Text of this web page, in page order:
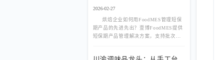
2026-02-27
烘焙企业如何用FoodMES管理短保
期产品的先进先出？壹博FoodMES提供
短保期产品管理解决方案，支持批次自